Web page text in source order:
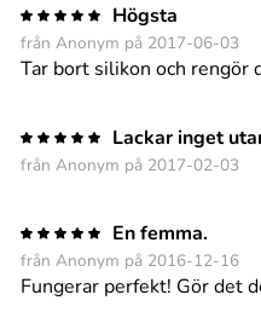
Högsta
från Anonym på 2017-06-03
Tar bort silikon och rengör
Lackar inget
från Anonym på 2017-02-03
En femma.
från Anonym på 2016-12-16
Fungerar perfekt! Gör det